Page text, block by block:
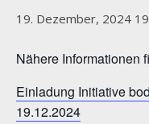
19. Dezember, 2024
Nähere Informationen
Einladung Initiative
19.12.2024